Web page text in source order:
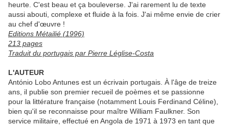
heurte. C'est beau et ça bouleverse. J'ai rarement lu de texte
aussi abouti, complexe et fluide à la fois. J'ai même envie de crier
au chef d'œuvre !
Editions Métailié (1996)
213 pages
Traduit du portugais par Pierre Léglise-Costa
L'AUTEUR
António Lobo Antunes est un écrivain portugais. À l'âge de treize
ans, il publie son premier recueil de poèmes et se passionne
pour la littérature française (notamment Louis Ferdinand Céline),
bien qu'il se reconnaisse pour maître William Faulkner. Son
service militaire, effectué en Angola de 1971 à 1973 en tant que